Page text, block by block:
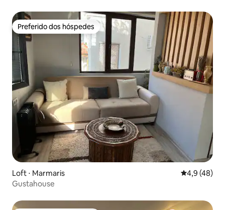
Preferido dos hóspedes
Preferido dos hóspedes
Loft ⋅ Marmaris 4,9 de uma
4,9 (48)
Gustahouse